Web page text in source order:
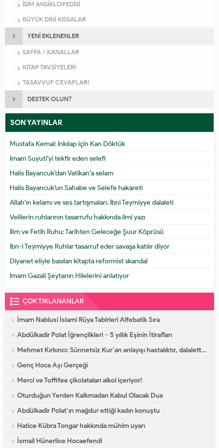
İSİM ANSİKLOPEDİSİ
BÜYÜK DİNİ KISSALAR
YENİ EKLENENLER
SAYFA / KANALLAR
KİTAP TAVSİYELERİ
TASAVVUF CEVAPLARI
DESTEK OLUN?
SON YAYINLAR
Mustafa Kemal: İnkılap için Kan Döktük
İmam Suyuti’yi tekfir eden selefi
Halis Bayancuk’dan Vatikan’a selam
Halis Bayancuk’un Sahabe ve Selefe hakareti
Allah’ın kelamı ve ses tartışmaları. İbni Teymiyye dalaleti
Velilerin ruhlarının tasarrufu hakkında ilmi yazı
İlim ve Fetih Ruhu: Tarihten Geleceğe Şuur Köprüsü
İbn-i Teymiyye Ruhlar tasarruf eder savaşa katılır diyor
Diyanet eliyle basılan kitapta reformist skandal
İmam Gazali Şeytanın Hilelerini anlatıyor
ÇOK TIKLANANLAR
İmam Nablusi İslami Rüya Tabirleri Alfebatik Sıra
Abdülkadir Polat İğrençlikleri – 5 yıllık Eşinin İtirafları
Mehmet Kırkıncı: Sünnetsiz Kur’an anlayışı hastalıktır, dalalettir!
Genç Hoca Aşı Gerçeği
Merci ve Toffifee çikolataları alkol içeriyor!
Oturduğun Yerden Kalkmadan Kabul Olacak Dua
Abdülkadir Polat’ın mağdur ettiği kadın konuştu
Hatice Kübra Tongar hakkında mühim uyarı
İsmail Hünerlice Hocaefendi